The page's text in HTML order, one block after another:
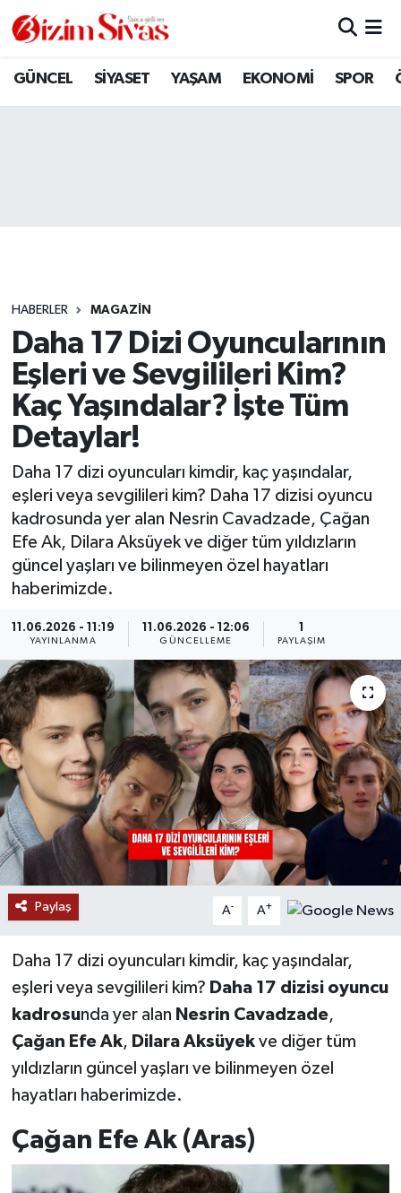
GÜNCEL SİYASET YAŞAM EKONOMİ SPOR
HABERLER MAGAZİN
Daha 17 Dizi Oyuncularının
Eşleri ve Sevgilileri Kim?
Kaç Yaşındalar? İşte Tüm
Detaylar!
Daha 17 dizi oyuncuları kimdir, kaç yaşındalar,
eşleri veya sevgilileri kim? Daha 17 dizisi oyuncu
kadrosunda yer alan Nesrin Cavadzade, Çağan
Efe Ak, Dilara Aksüyek ve diğer tüm yıldızların
güncel yaşları ve bilinmeyen özel hayatları
haberimizde.
11.06.2026 - 11:19
YAYINLANMA
11.06.2026 - 12:06
GÜNCELLEME
1
PAYLAŞIM
Paylaş A- A+
Daha 17 dizi oyuncuları kimdir, kaç yaşındalar,
eşleri veya sevgilileri kim? Daha 17 dizisi oyuncu
kadrosunda yer alan Nesrin Cavadzade,
Çağan Efe Ak, Dilara Aksüyekve diğer tüm
yıldızların güncel yaşları ve bilinmeyen özel
hayatları haberimizde.
Çağan Efe Ak (Aras)
ARAMIZDAN AYRILANLAR
GÜNCEL
KÜLTÜR
MAGAZİN
ÖZEL HABER
RESMİ İLANLAR
SAĞLIK
SOSYAL YARDIMLAR
SPONSORLU YAZI
SPOR
TEKNOLOJİ
YAŞAM
Sivas Nöbetçi Eczaneler
Son Dakika Haberleri
Haber Arşivi